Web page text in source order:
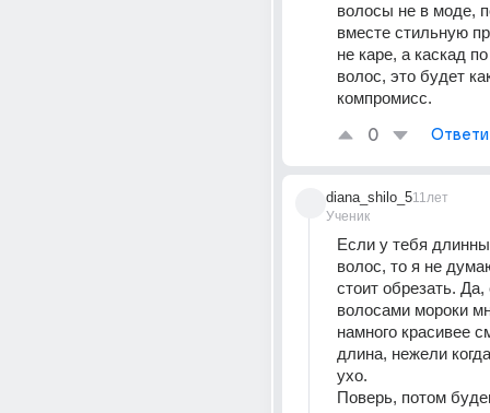
волосы не в моде,
вместе стильную
не каре, а каскад
волос, это будет
компромисс.
0
diana_shilo_5
Ученик
11лет
Если у тебя
волос, то я не
стоит обрезать.
волосами мороки
намного красивее
длина, нежели
ухо.
Поверь, потом